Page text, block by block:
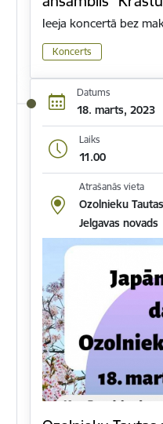
Ieeja koncertā bez
Koncerts
Datums
18. marts, 2023
Laiks
11.00
Atrašanās vieta
Ozolnieku
Jelgavas novads